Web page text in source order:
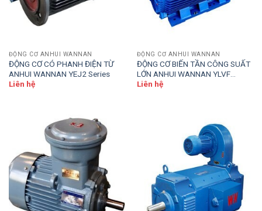
ĐỘNG CƠ ANHUI WANNAN
ĐỘNG CƠ CÓ PHANH ĐIỆN TỪ
ANHUI WANNAN YEJ2 Series
Liên hệ
ĐỘNG CƠ ANHUI WANNAN
ĐỘNG CƠ BIẾN TẦN CÔNG SUẤT
LỚN ANHUI WANNAN YLVF
SERIES
Liên hệ